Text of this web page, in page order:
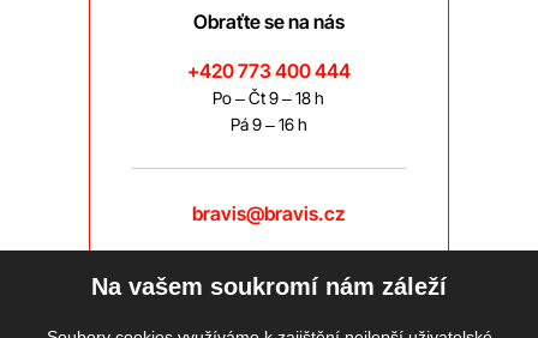
Obraťte se na nás
+420 773 400 444
Po – Čt 9 – 18 h
Pá 9 – 16 h
bravis@bravis.cz
Na vašem soukromí nám záleží